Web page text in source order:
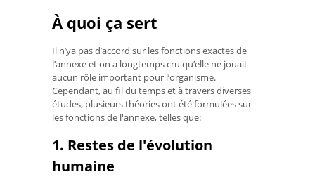
À quoi ça sert
Il n’ya pas d’accord sur les fonctions exactes de
l’annexe et on a longtemps cru qu’elle ne jouait
aucun rôle important pour l’organisme.
Cependant, au fil du temps et à travers diverses
études, plusieurs théories ont été formulées sur
les fonctions de l'annexe, telles que:
1. Restes de l'évolution
humaine